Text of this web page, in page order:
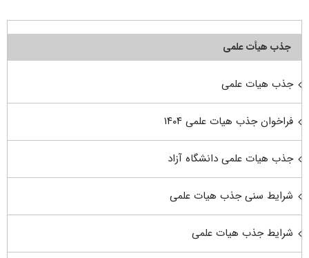
جذب هیأت علمی
جذب هیات علمی
فراخوان جذب هیات علمی ۱۴۰۴
جذب هیات علمی دانشگاه آزاد
شرایط سنی جذب هیات علمی
شرایط جذب هیات علمی